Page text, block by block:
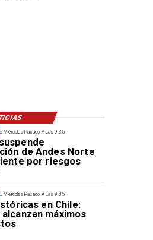
El Miércoles Pasado A Las 9:35
de Andes Norte
por riesgos
El Miércoles Pasado A Las 9:35
en Chile:
máximos